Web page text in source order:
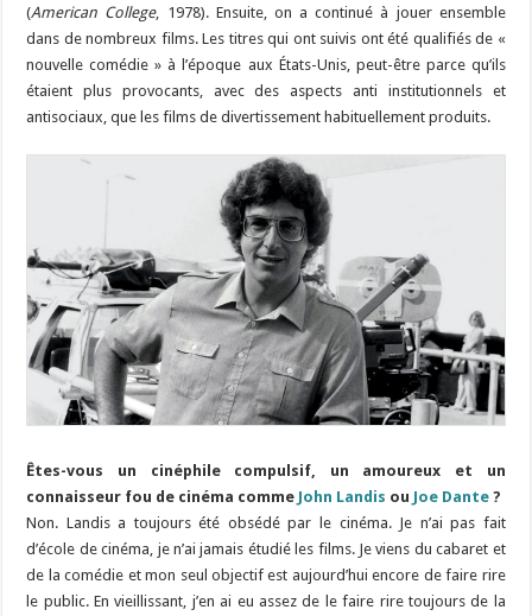
(American College, 1978). Ensuite, on a continué à jouer ensemble
dans de nombreux films. Les titres qui ont suivis ont été qualifiés de «
nouvelle comédie » à l’époque aux États-Unis, peut-être parce qu’ils
étaient plus provocants, avec des aspects anti institutionnels et
antisociaux, que les films de divertissement habituellement produits.
Êtes-vous un cinéphile compulsif, un amoureux et un
connaisseur fou de cinéma comme John Landis ou Joe Dante ?
Non. Landis a toujours été obsédé par le cinéma. Je n’ai pas fait
d’école de cinéma, je n’ai jamais étudié les films. Je viens du cabaret et
de la comédie et mon seul objectif est aujourd’hui encore de faire rire
le public. En vieillissant, j’en ai eu assez de le faire rire toujours de la